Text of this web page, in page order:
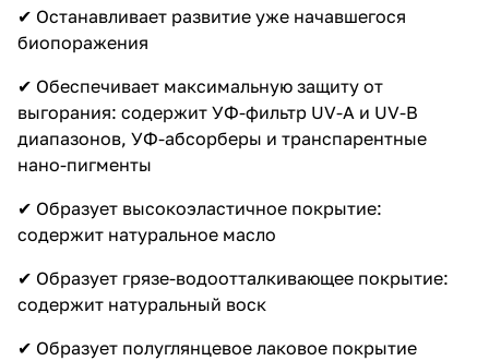
✔ Останавливает развитие уже начавшегося
биопоражения
✔ Обеспечивает максимальную защиту от
выгорания: содержит УФ-фильтр UV-A и UV-B
диапазонов, УФ-абсорберы и транспарентные
нано-пигменты
✔ Образует высокоэластичное покрытие:
содержит натуральное масло
✔ Образует грязе-водоотталкивающее покрытие:
содержит натуральный воск
✔ Образует полуглянцевое лаковое покрытие